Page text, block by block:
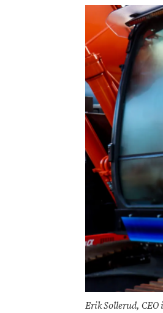
Erik Sollerud, CEO